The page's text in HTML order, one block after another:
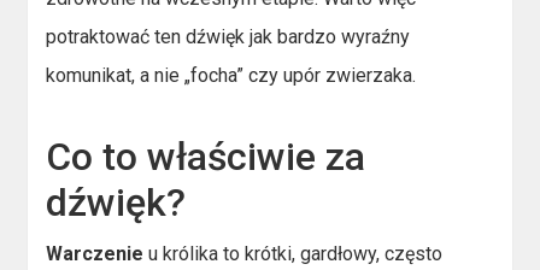
potraktować ten dźwięk jak bardzo wyraźny
komunikat, a nie „focha” czy upór zwierzaka.
Co to właściwie za
dźwięk?
Warczenie u królika to krótki, gardłowy, często